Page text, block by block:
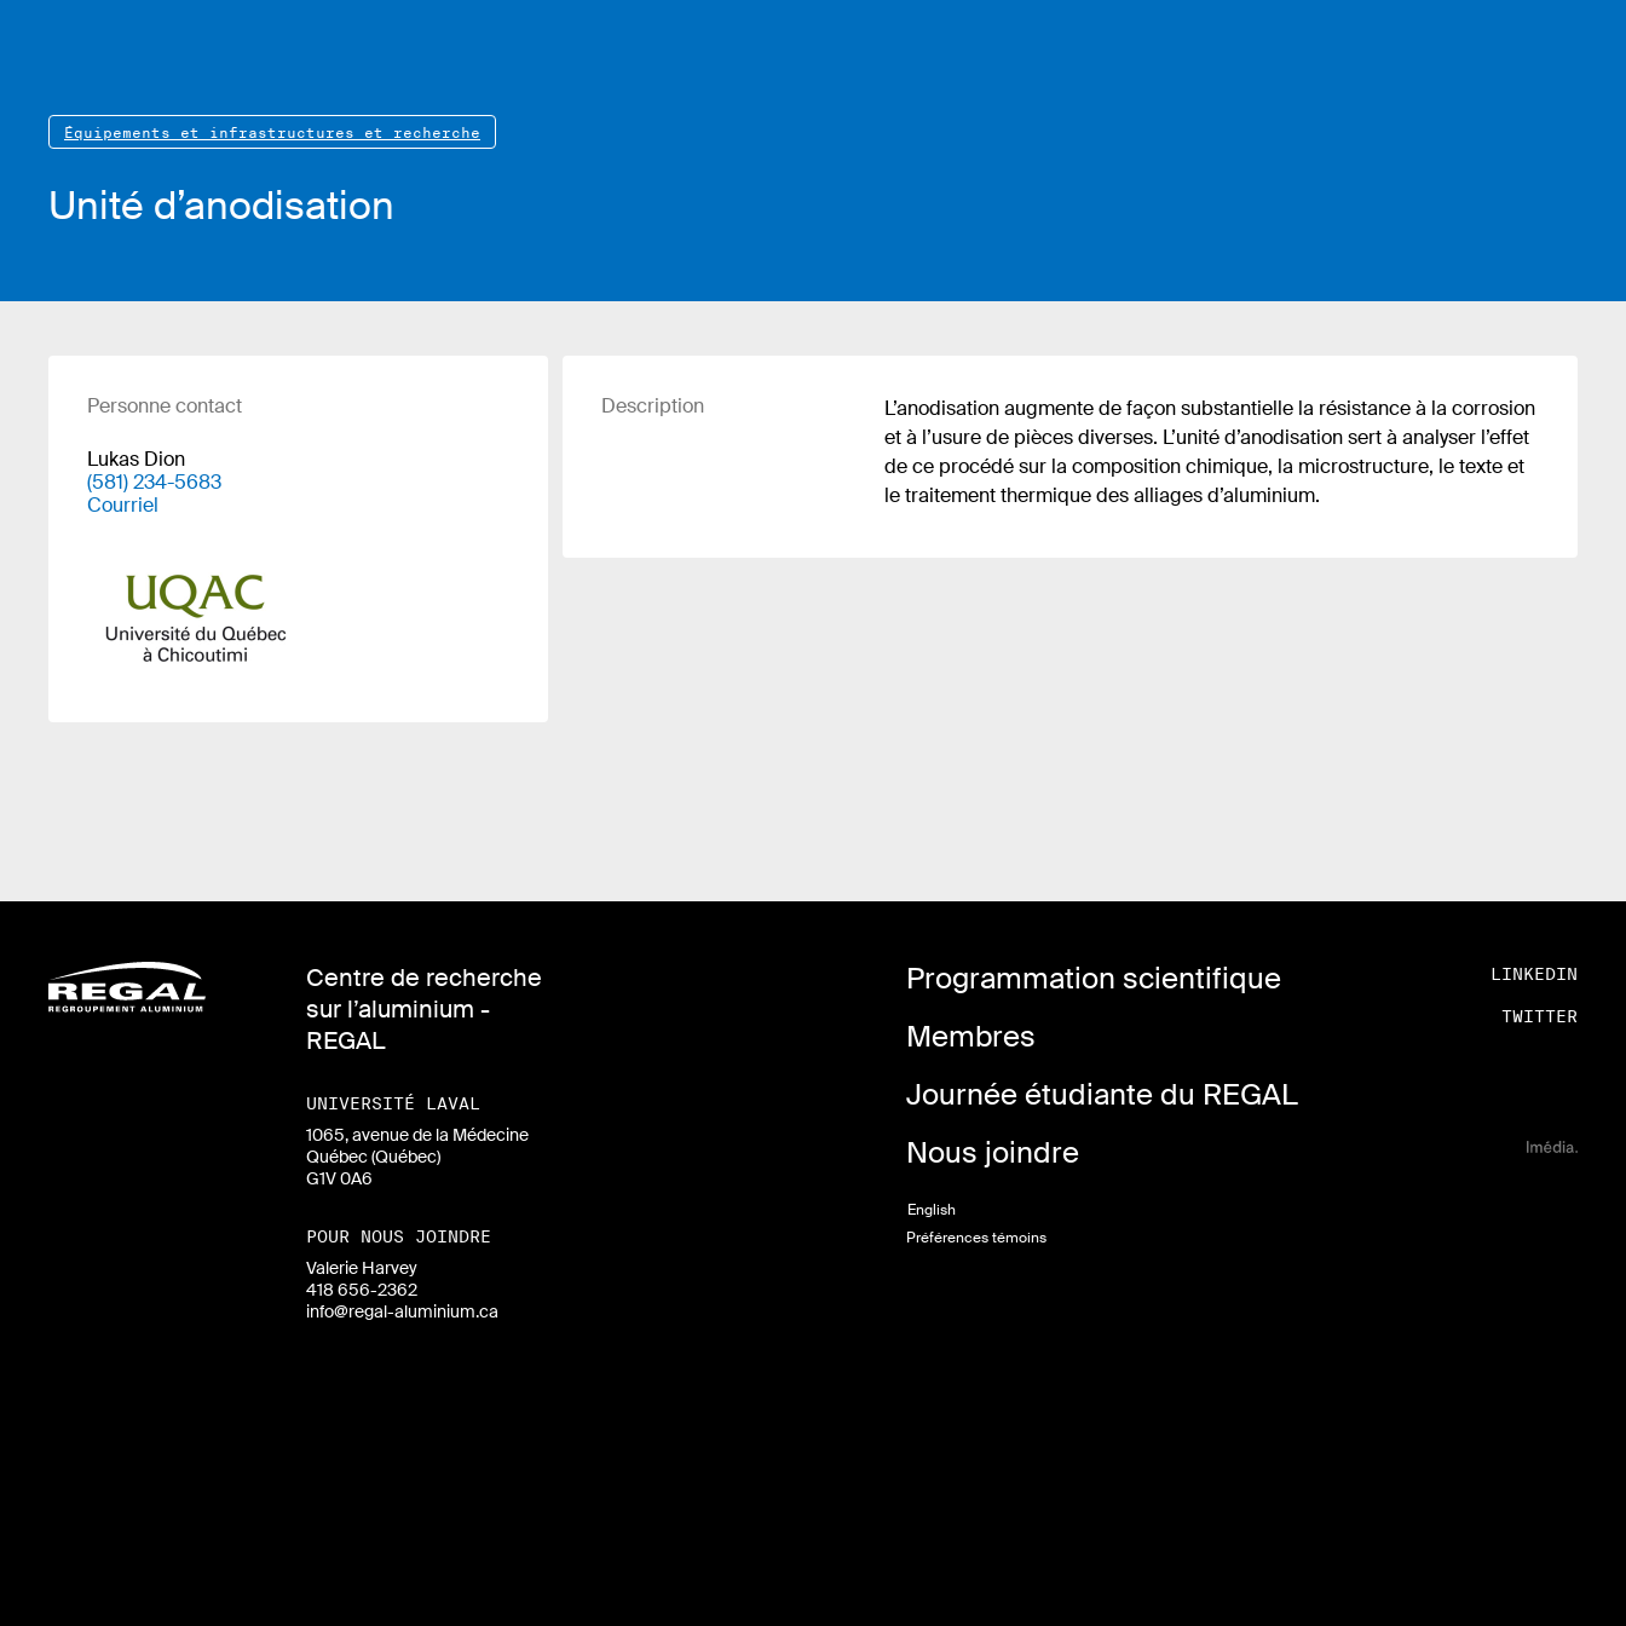
Équipements et infrastructures et recherche
Unité d’anodisation
Personne contact
Lukas Dion
(581) 234-5683
Courriel
Description
L’anodisation augmente de façon substantielle la résistance à la corrosion
et à l’usure de pièces diverses. L’unité d’anodisation sert à analyser l’effet
de ce procédé sur la composition chimique, la microstructure, le texte et
le traitement thermique des alliages d’aluminium.
Centre de recherche
sur l’aluminium -
REGAL
UNIVERSITÉ LAVAL
1065, avenue de la Médecine
Québec (Québec)
G1V 0A6
POUR NOUS JOINDRE
Valerie Harvey
418 656-2362
info@regal-aluminium.ca
Programmation scientifique
Membres
Journée étudiante du REGAL
Nous joindre
English
Préférences témoins
LINKEDIN
TWITTER